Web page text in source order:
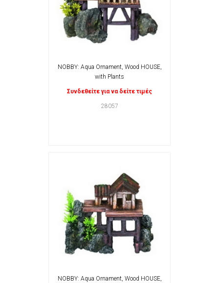
NOBBY: Aqua Ornament, Wood HOUSE,
with Plants
Συνδεθείτε για να δείτε τιμές
28057
NOBBY: Aqua Ornament, Wood HOUSE,